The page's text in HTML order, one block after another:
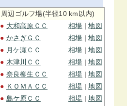
周辺ゴルフ場(半径10 km以内)
● 大和高原ＣＣ 相場 |地図
● かさぎＧＣ 相場 |地図
● 月ケ瀬ＣＣ 相場 |地図
● 木津川ＣＣ 相場 |地図
● 奈良柳生ＣＣ 相場 |地図
● ＫＯＭＡＣＣ 相場 |地図
● 島ケ原ＣＣ 相場 |地図